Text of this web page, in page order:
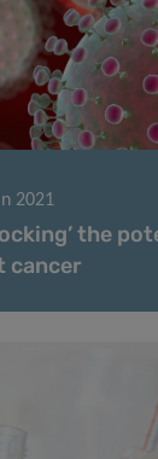
2021
the
cancer